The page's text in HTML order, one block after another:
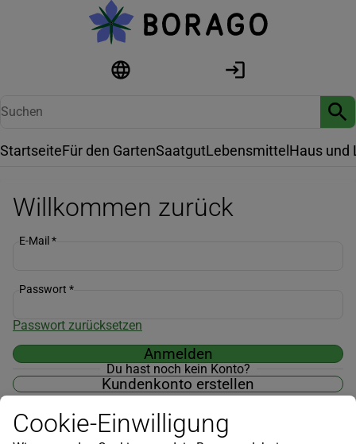
StartseiteFür den GartenSaatgutLebensmittel Haus und
Willkommen zurück
E-Mail *
Passwort *
Passwort zurücksetzen
Anmelden
Du hast noch kein Konto?
Kundenkonto erstellen
Cookie-Einwilligung